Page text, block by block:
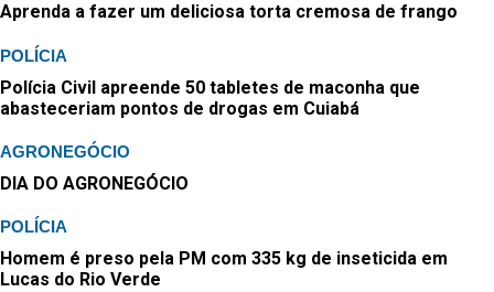
Aprenda a fazer um deliciosa torta cremosa de frango
POLÍCIA
Polícia Civil apreende 50 tabletes de maconha que
abasteceriam pontos de drogas em Cuiabá
AGRONEGÓCIO
DIA DO AGRONEGÓCIO
POLÍCIA
Homem é preso pela PM com 335 kg de inseticida em
Lucas do Rio Verde